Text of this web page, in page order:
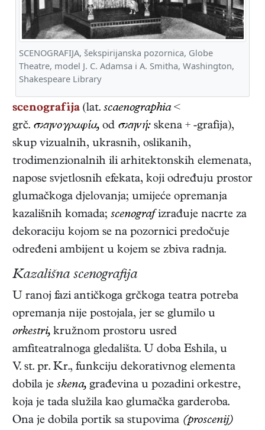
SCENOGRAFIJA, šekspirijanska pozornica, Globe
Theatre, model J. C. Adamsa i A. Smitha, Washington,
Shakespeare Library
scenografija (lat. scaenographia<
grč. σϰηνογραφία, od σϰηνή: skena + -grafija),
skup vizualnih, ukrasnih, oslikanih,
trodimenzionalnih ili arhitektonskih elemenata,
napose svjetlosnih efekata, koji određuju prostor
glumačkoga djelovanja; umijeće opremanja
kazališnih komada; scenografizrađuje nacrte za
dekoraciju kojom se na pozornici predočuje
određeni ambijent u kojem se zbiva radnja.
Kazališna scenografija
U ranoj fazi antičkoga grčkoga teatra potreba
opremanja nije postojala, jer se glumilo u
orkestri, kružnom prostoru usred
amfiteatralnoga gledališta. U doba Eshila, u
V. st. pr. Kr., funkciju dekorativnog elementa
dobila je skena, građevina u pozadini orkestre,
koja je tada služila kao glumačka garderoba.
Ona je dobila portik sa stupovima (proscenij)